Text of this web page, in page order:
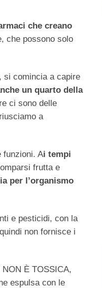
che creano
che possono solo
, si comincia a capire
un quarto della
ci sono delle
a
funzioni. Ai tempi
frutta e
per l’organismo
e pesticidi, con la
non fornisce i
È TOSSICA,
espulsa con le